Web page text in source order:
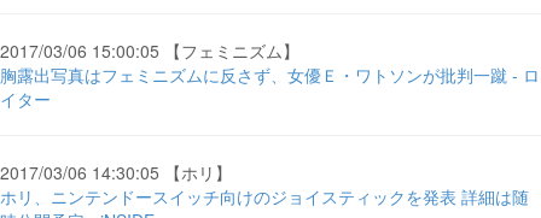
2017/03/06 15:00:05 【フェミニズム】
胸露出写真はフェミニズムに反さず、女優Ｅ・ワトソンが批判一蹴 - ロ
イター
2017/03/06 14:30:05 【ホリ】
ホリ、ニンテンドースイッチ向けのジョイスティックを発表 詳細は随